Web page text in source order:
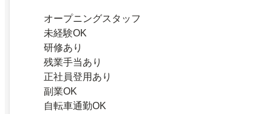
オープニングスタッフ
未経験OK
研修あり
残業手当あり
正社員登用あり
副業OK
自転車通勤OK